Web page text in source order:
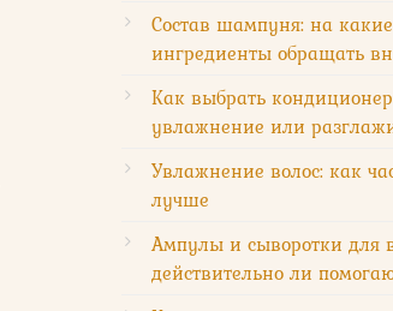
Состав шампуня: на какие
ингредиенты обращать
Как выбрать
увлажнение или
Увлажнение волос: как
лучше
Ампулы и сыворотки для
действительно ли